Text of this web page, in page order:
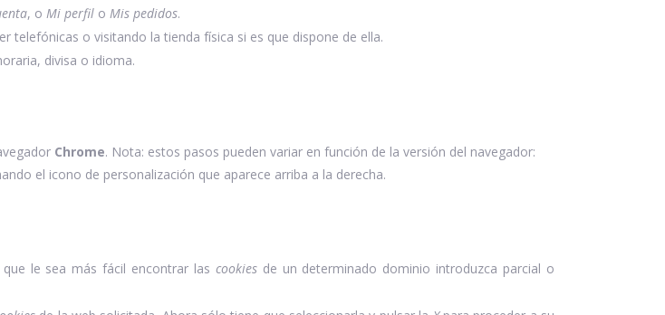
, o Mi perfil o Mis pedidos.
telefónicas o visitando la tienda física si es que dispone de ella.
divisa o idioma.
Chrome. Nota: estos pasos pueden variar en función de la versión del navegador:
el icono de personalización que aparece arriba a la derecha.
le sea más fácil encontrar las cookiesde un determinado dominio introduzca parcial o